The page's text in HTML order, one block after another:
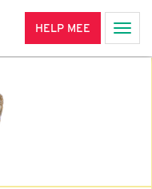
HELP MEE